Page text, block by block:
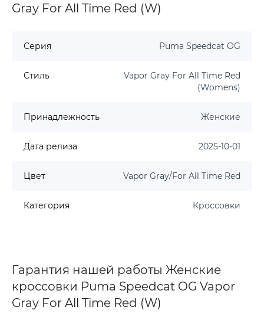
Gray For All Time Red (W)
Серия Puma Speedcat OG
Стиль
Vapor Gray For All Time Red
(Womens)
Принадлежность Женские
Дата релиза 2025-10-01
Цвет Vapor Gray/For All Time Red
Категория Кроссовки
Гарантия нашей работы Женские
кроссовки Puma Speedcat OG Vapor
Gray For All Time Red (W)